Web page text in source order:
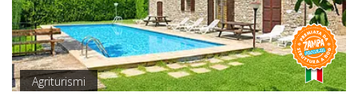
Agriturismi